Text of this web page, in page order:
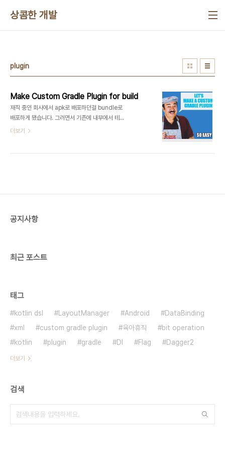
상콤한 개발
plugin
Make Custom Gradle Plugin for build
재직 중인 회사에서 apk로 배포하던걸 bundle로
배포하게 됐습니다. 그러면서 기존에 내부에서 테스
트를 위해서 사용하던 Fabric Beta(apk파일만 지
을 firebase functions로 구현된 api 호출 ->
더보기
공지사항
최근 포스트
태그
kotlin dsl LayoutManager Android
DataBinding
xml
custom gradle plugin 육아휴직
bit operation
kotlin
plugin gradle DI Flag Dagger2
더보기
검색